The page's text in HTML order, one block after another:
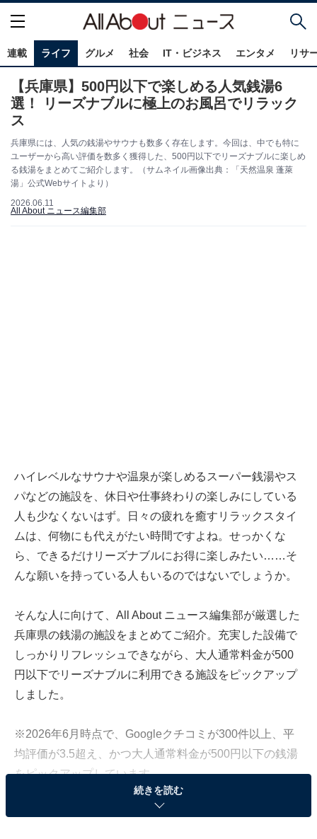
連載 ライフ グルメ 社会 IT・ビジネス エンタメ リサ
【兵庫県】500円以下で楽しめる人気銭湯6
選！ リーズナブルに極上のお風呂でリラック
ス
兵庫県には、人気の銭湯やサウナも数多く存在します。今回は、中でも特に
ユーザーから高い評価を数多く獲得した、500円以下でリーズナブルに楽しめ
る銭湯をまとめてご紹介します。（サムネイル画像出典：「天然温泉 蓬萊
湯」公式Webサイトより）
2026.06.11
All About ニュース編集部
ハイレベルなサウナや温泉が楽しめるスーパー銭湯やス
パなどの施設を、休日や仕事終わりの楽しみにしている
人も少なくないはず。日々の疲れを癒すリラックスタイ
ムは、何物にも代えがたい時間ですよね。せっかくな
ら、できるだけリーズナブルにお得に楽しみたい……そ
んな願いを持っている人もいるのではないでしょうか。
そんな人に向けて、All About ニュース編集部が厳選した
兵庫県の銭湯の施設をまとめてご紹介。充実した設備で
しっかりリフレッシュできながら、大人通常料金が500
円以下でリーズナブルに利用できる施設をピックアップ
しました。
※2026年6月時点で、Googleクチコミが300件以上、平
均評価が3.5超え、かつ大人通常料金が500円以下の銭湯
をピックアップしています
「三興湯」は多彩なサウナと「ととのいスペー
続きを読む